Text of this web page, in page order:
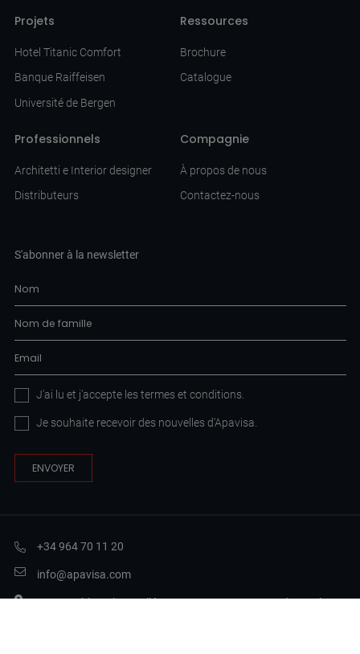
Projets
Hotel Titanic Comfort
Banque Raiffeisen
Université de Bergen
Ressources
Brochure
Catalogue
Professionnels
Architetti e Interior designer
Distributeurs
Compagnie
À propos de nous
Contactez-nous
S'abonner à la newsletter
J'ai lu et j'accepte lestermes et conditions
Je souhaite recevoir des nouvelles d'Apavisa.
+34 964 70 11 20
info@apavisa.com
Ctra. Puebla Val Castellón, 11A, 12130 Sant Joan de Moró,